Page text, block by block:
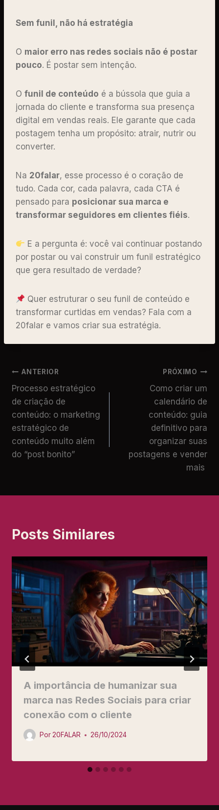
Sem funil, não há estratégia
O maior erro nas redes sociais não é postar
pouco. É postar sem intenção.
O funil de conteúdo é a bússola que guia a
jornada do cliente e transforma sua presença
digital em vendas reais. Ele garante que cada
postagem tenha um propósito: atrair, nutrir ou
converter.
Na 20falar, esse processo é o coração de
tudo. Cada cor, cada palavra, cada CTA é
pensado para posicionar sua marca e
transformar seguidores em clientes fiéis.
E a pergunta é: você vai continuar postando
por postar ou vai construir um funil estratégico
que gera resultado de verdade?
Quer estruturar o seu funil de conteúdo e
transformar curtidas em vendas? Fala com a
20falar e vamos criar sua estratégia.
ANTERIOR
Processo estratégico
de criação de
conteúdo: o marketing
estratégico de
conteúdo muito além
do “post bonito”
PRÓXIMO
Como criar um
calendário de
conteúdo: guia
definitivo para
organizar suas
postagens e vender
mais
Posts Similares
A importância de humanizar sua
marca nas Redes Sociais para criar
conexão com o cliente
Por 20FALAR 26/10/2024